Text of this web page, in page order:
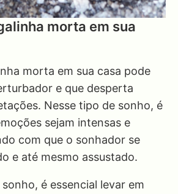
morta em sua
morta em sua casa pode
e que desperta
Nesse tipo de sonho, é
sejam intensas e
com que o sonhador se
e até mesmo assustado.
é essencial levar em